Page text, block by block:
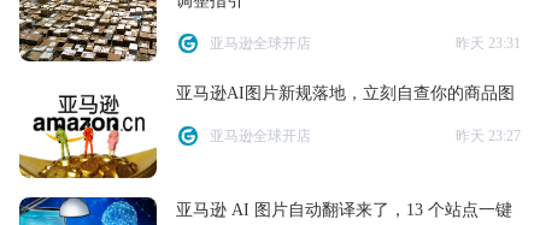
亚马逊全球开店 昨天 23:31
亚马逊AI图片新规落地，立刻自查你的商品图
亚马逊全球开店 昨天 23:27
亚马逊 AI 图片自动翻译来了，13 个站点一键